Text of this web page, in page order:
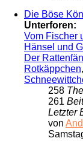
Die Böse
Unterforen:
Vom Fischer
Hänsel und
Der
Rotkäppchen,
258
261
Letzter
von